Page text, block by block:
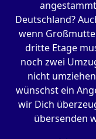
Deutschland?
wenn
dritte Etage
noch zwei
nicht
wünschst ein
wir Dich
übersenden